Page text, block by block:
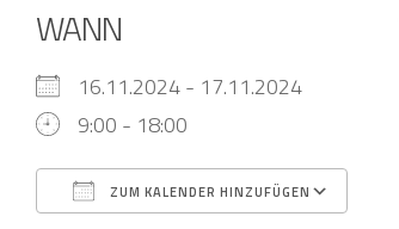
WANN
16.11.2024 - 17.11.2024
9:00 - 18:00
ZUM KALENDER HINZUFÜGEN